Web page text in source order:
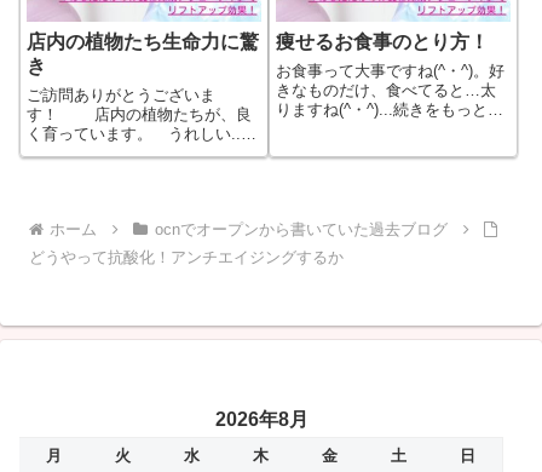
店内の植物たち生命力に驚
き
ご訪問ありがとうございま
す！ 店内の植物たちが、良
く育っています。 うれしい...
続きをもっと見る
痩せるお食事のとり方！
お食事って大事ですね(^・^)。好
きなものだけ、食べてると…太
りますね(^・^)...続きをもっと見
ホーム
ocnでオープンから書いていた過去ブログ
どうやって抗酸化！アンチエイジングするか
2026年8月
月 火 水 木 金 土
日